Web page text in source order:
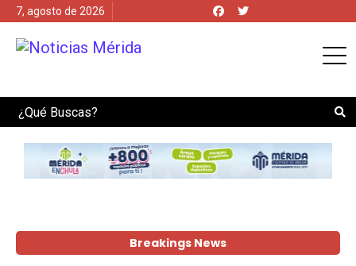
7, agosto de 2026
Search
Breakings News